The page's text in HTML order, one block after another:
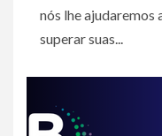
nós lhe ajudaremos
superar suas...